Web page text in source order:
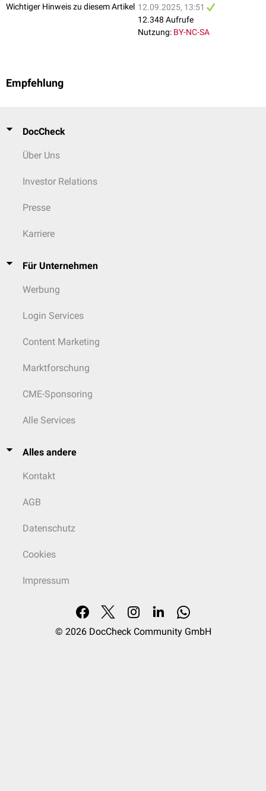
Wichtiger Hinweis zu diesem Artikel 12.09.2025, 13:51
12.348 Aufrufe
Nutzung: BY-NC-SA
Empfehlung
DocCheck
Über Uns
Investor Relations
Presse
Karriere
Für Unternehmen
Werbung
Login Services
Content Marketing
Marktforschung
CME-Sponsoring
Alle Services
Alles andere
Kontakt
AGB
Datenschutz
Cookies
Impressum
© 2026 DocCheck Community GmbH